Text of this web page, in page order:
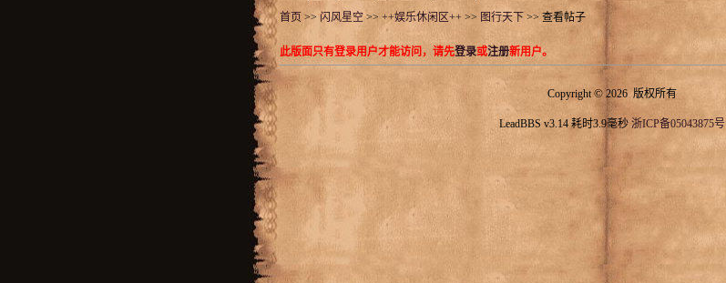
首页 >> 闪风星空>> ++娱乐休闲区++ >> 图行天下 >> 查看帖子
此版面只有登录用户才能访问，请先登录或注册新用户。
Copyright © 2026 版权所有
LeadBBS v3.14 耗时3.9毫秒 浙ICP备05043875号